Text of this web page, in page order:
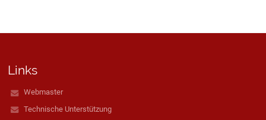
Links
Webmaster
Technische Unterstützung